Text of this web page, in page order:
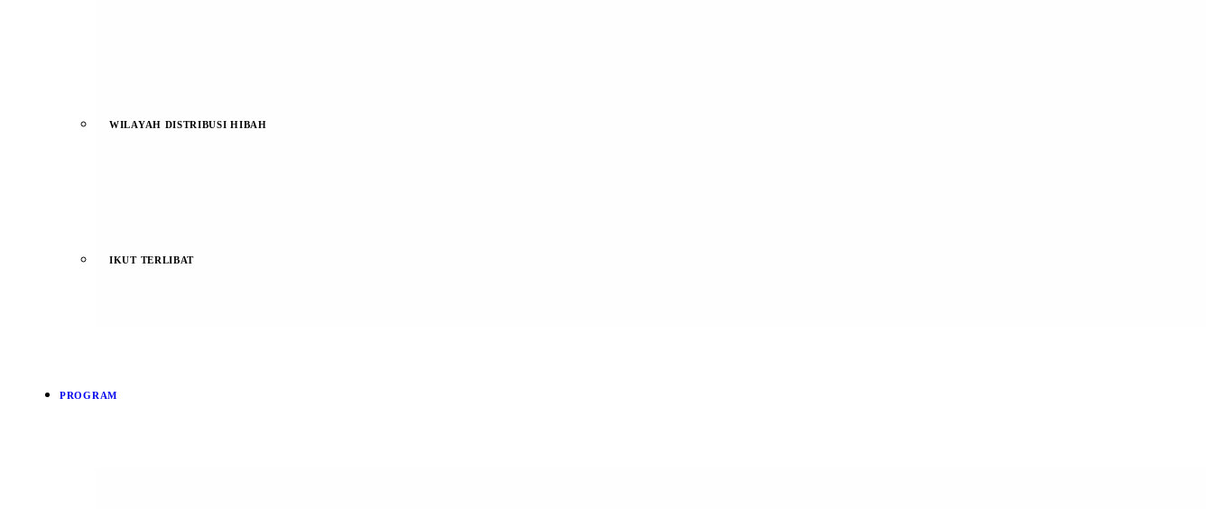
WILAYAH DISTRIBUSI HIBAH
IKUT TERLIBAT
PROGRAM